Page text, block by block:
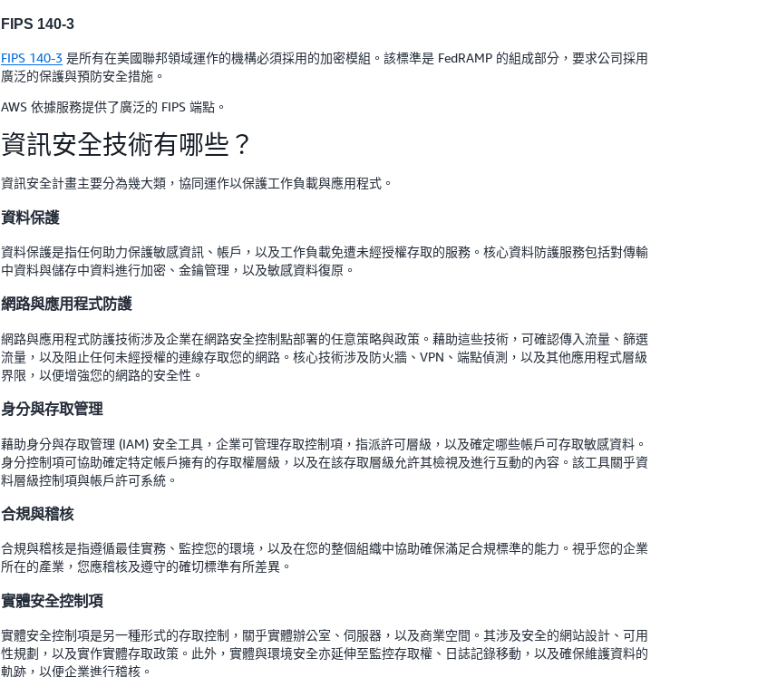
FIPS 140-3
FIPS 140-3 是所有在美國聯邦領域運作的機構必須採用的加密模組。該標準是 FedRAMP 的組成部分，要求公司採用
廣泛的保護與預防安全措施。
AWS 依據服務提供了廣泛的 FIPS 端點。
資訊安全技術有哪些？
資訊安全計畫主要分為幾大類，協同運作以保護工作負載與應用程式。
資料保護
資料保護是指任何助力保護敏感資訊、帳戶，以及工作負載免遭未經授權存取的服務。核心資料防護服務包括對傳輸
中資料與儲存中資料進行加密、金鑰管理，以及敏感資料復原。
網路與應用程式防護
網路與應用程式防護技術涉及企業在網路安全控制點部署的任意策略與政策。藉助這些技術，可確認傳入流量、篩選
流量，以及阻止任何未經授權的連線存取您的網路。核心技術涉及防火牆、VPN、端點偵測，以及其他應用程式層級
界限，以便增強您的網路的安全性。
身分與存取管理
藉助身分與存取管理 (IAM) 安全工具，企業可管理存取控制項，指派許可層級，以及確定哪些帳戶可存取敏感資料。
身分控制項可協助確定特定帳戶擁有的存取權層級，以及在該存取層級允許其檢視及進行互動的內容。該工具關乎資
料層級控制項與帳戶許可系統。
合規與稽核
合規與稽核是指遵循最佳實務、監控您的環境，以及在您的整個組織中協助確保滿足合規標準的能力。視乎您的企業
所在的產業，您應稽核及遵守的確切標準有所差異。
實體安全控制項
實體安全控制項是另一種形式的存取控制，關乎實體辦公室、伺服器，以及商業空間。其涉及安全的網站設計、可用
性規劃，以及實作實體存取政策。此外，實體與環境安全亦延伸至監控存取權、日誌記錄移動，以及確保維護資料的
軌跡，以便企業進行稽核。